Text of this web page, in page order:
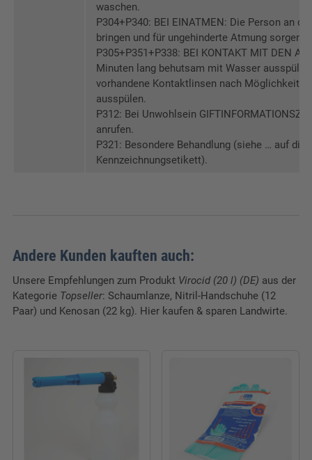
waschen.
P304+P340: BEI EINATMEN: Die Person an
bringen und für ungehinderte Atmung sorgen.
P305+P351+P338: BEI KONTAKT MIT DEN
Minuten lang behutsam mit Wasser
vorhandene Kontaktlinsen nach Möglichkeit
ausspülen.
P312: Bei Unwohlsein
anrufen.
P321: Besondere Behandlung (siehe … auf
Kennzeichnungsetikett).
Andere Kunden kauften auch:
Unsere Empfehlungen zum Produkt Virocid (20 l) (DE) aus der
Kategorie Topseller: Schaumlanze, Nitril-Handschuhe (12
Paar) und Kenosan (22 kg). Hier kaufen & sparen Landwirte.